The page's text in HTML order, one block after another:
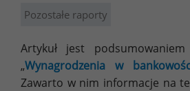
Pozostałe raporty
Artykuł jest
„Wynagrodzenia w
Zawarto w nim informacje na